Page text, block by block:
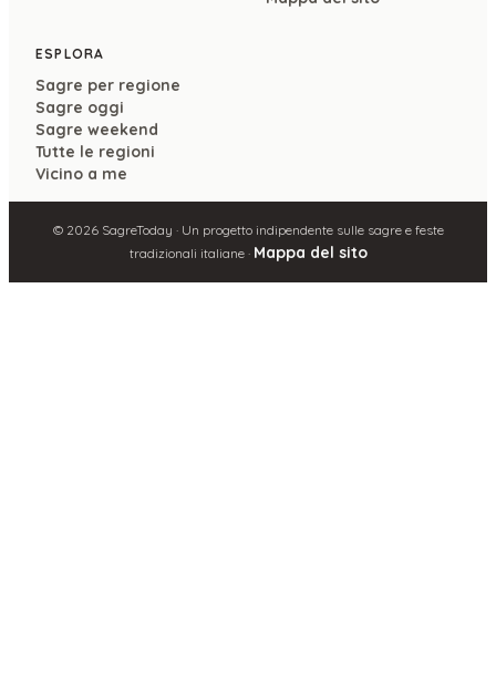
ESPLORA
Sagre per regione
Sagre oggi
Sagre weekend
Tutte le regioni
Vicino a me
© 2026SagreToday · Un progetto indipendente sulle sagre e feste
tradizionali italiane · Mappa del sito